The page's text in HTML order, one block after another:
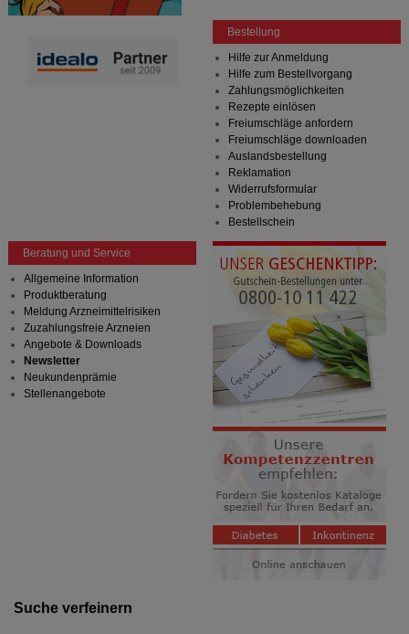
Suche verfeinern
Bestellung
Hilfe zur Anmeldung
Hilfe zum Bestellvorgang
Zahlungsmöglichkeiten
Rezepte einlösen
Freiumschläge anfordern
Freiumschläge downloaden
Auslandsbestellung
Reklamation
Widerrufsformular
Problembehebung
Bestellschein
Beratung und Service
Allgemeine Information
Produktberatung
Meldung Arzneimittelrisiken
Zuzahlungsfreie Arzneien
Angebote & Downloads
Newsletter
Neukundenprämie
Stellenangebote